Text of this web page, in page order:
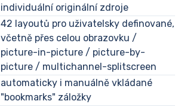
individuální originální zdroje
42 layoutů pro uživatelsky definované,
včetně přes celou obrazovku /
picture-in-picture / picture-by-
picture / multichannel-splitscreen
automaticky i manuálně vkládané
"bookmarks" záložky